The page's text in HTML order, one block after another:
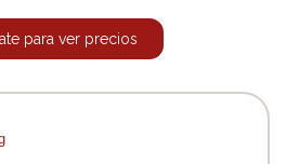
para ver precios